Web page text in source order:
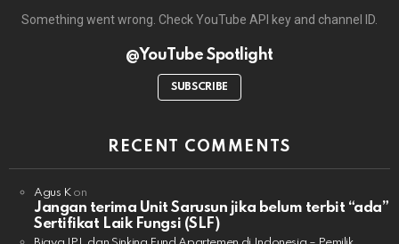
Something went wrong. Check YouTube API key and channel ID.
@YouTube Spotlight
SUBSCRIBE
RECENT COMMENTS
Agus Kon
Jangan terima Unit Sarusun jika belum terbit “ada”
Sertifikat Laik Fungsi (SLF)